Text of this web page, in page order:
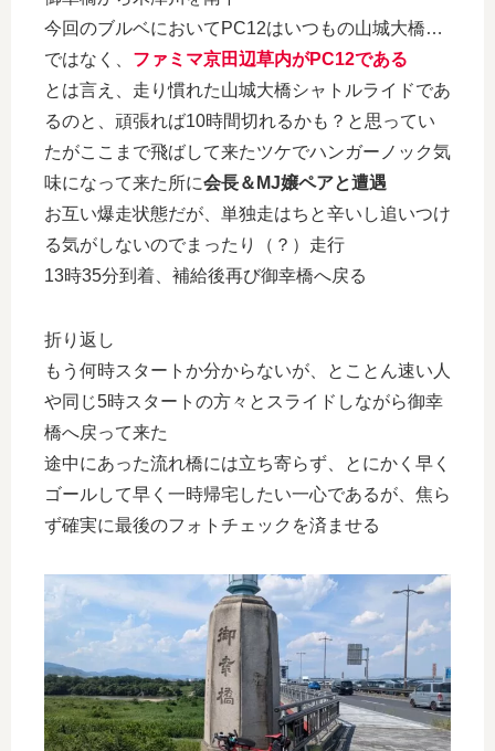
今回のブルベにおいてPC12はいつもの山城大橋…
ではなく、 ファミマ京田辺草内がPC12である
とは言え、走り慣れた山城大橋シャトルライドであ
るのと、頑張れば10時間切れるかも？と思ってい
たがここまで飛ばして来たツケでハンガーノック気
味になって来た所に会長＆MJ嬢ペアと遭遇
お互い爆走状態だが、単独走はちと辛いし追いつけ
る気がしないのでまったり（？）走行
13時35分到着、補給後再び御幸橋へ戻る
折り返し
もう何時スタートか分からないが、とことん速い人
や同じ5時スタートの方々とスライドしながら御幸
橋へ戻って来た
途中にあった流れ橋には立ち寄らず、とにかく早く
ゴールして早く一時帰宅したい一心であるが、焦ら
ず確実に最後のフォトチェックを済ませる